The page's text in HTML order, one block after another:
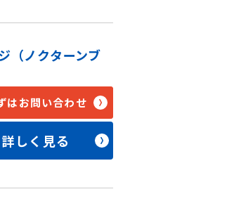
ノクターンブ
はお問い合わせ
詳しく見る